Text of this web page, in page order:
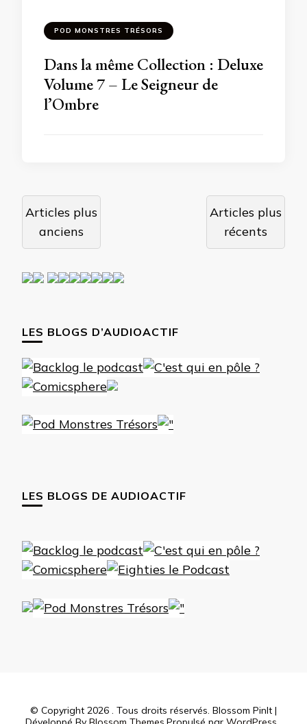
POD MONSTRES TRÉSORS
Dans la même Collection : Deluxe
Volume 7 – Le Seigneur de
l’Ombre
Navigation
des
articles
Articles plus
anciens
Articles plus
récents
LES BLOGS D’AUDIOACTIF
LES BLOGS DE AUDIOACTIF
© Copyright 2026 . Tous droits réservés. Blossom PinIt |